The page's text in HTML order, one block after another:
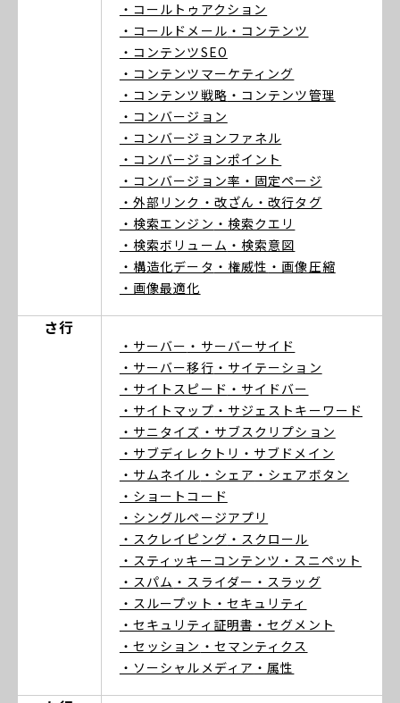
・コールトゥアクション
・コールドメール ・コンテンツ
・コンテンツSEO
・コンテンツマーケティング
・コンテンツ戦略 ・コンテンツ管理
・コンバージョン
・コンバージョンファネル
・コンバージョンポイント
・コンバージョン率 ・固定ページ
・外部リンク ・改ざん ・改行タグ
・検索エンジン ・検索クエリ
・検索ボリューム ・検索意図
・構造化データ ・権威性 ・画像圧縮
・画像最適化
さ行
・サーバー ・サーバーサイド
・サーバー移行 ・サイテーション
・サイトスピード ・サイドバー
・サイトマップ ・サジェストキーワード
・サニタイズ ・サブスクリプション
・サブディレクトリ ・サブドメイン
・サムネイル ・シェア ・シェアボタン
・ショートコード
・シングルページアプリ
・スクレイピング ・スクロール
・スティッキーコンテンツ ・スニペット
・スパム ・スライダー ・スラッグ
・スループット ・セキュリティ
・セキュリティ証明書 ・セグメント
・セッション ・セマンティクス
・ソーシャルメディア ・属性